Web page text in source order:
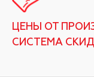
ЦЕНЫ ОТ
СИСТЕМА